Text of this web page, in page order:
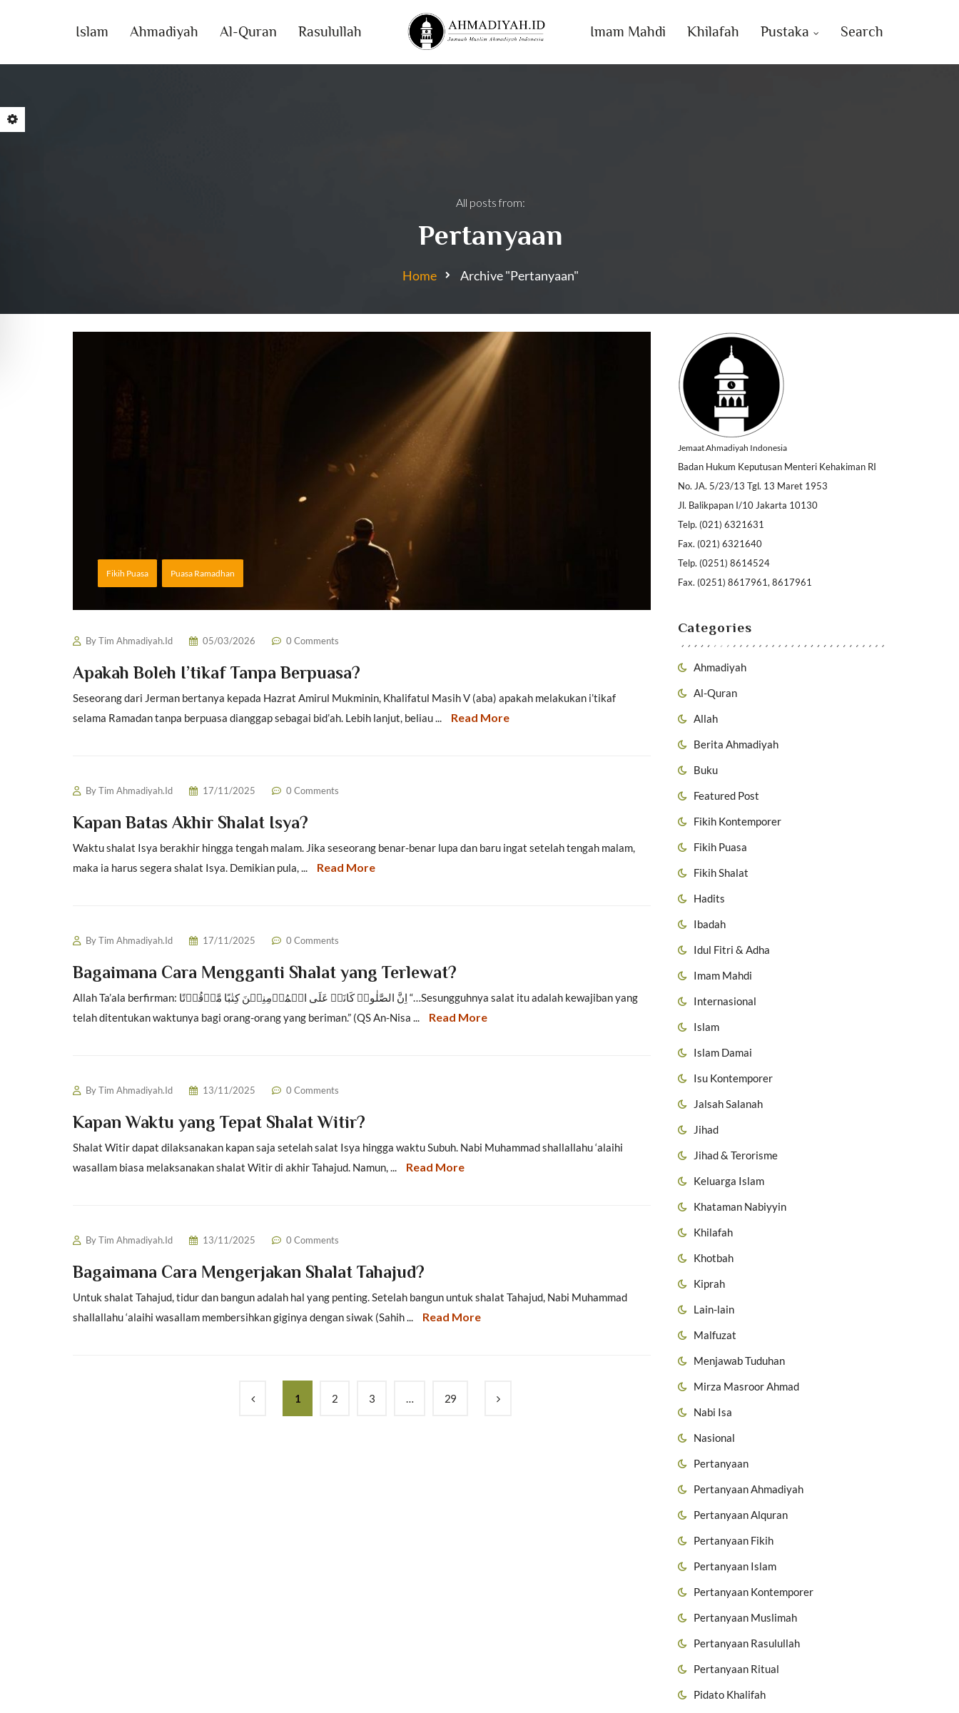
Islam Ahmadiyah Al-Quran Rasulullah Imam Mahdi Khilafah Pustaka Search
All posts from:
Pertanyaan
Home Archive "Pertanyaan"
Fikih Puasa Puasa Ramadhan
ByTim Ahmadiyah.Id 05/03/2026 0 Comments
Apakah Boleh I’tikaf Tanpa Berpuasa?
Seseorang dari Jerman bertanya kepada Hazrat Amirul Mukminin, Khalifatul Masih V (aba) apakah melakukan i’tikaf
selama Ramadan tanpa berpuasa dianggap sebagai bid’ah. Lebih lanjut, beliau ...
Read More
ByTim Ahmadiyah.Id 17/11/2025 0 Comments
Kapan Batas Akhir Shalat Isya?
Waktu shalat Isya berakhir hingga tengah malam. Jika seseorang benar-benar lupa dan baru ingat setelah tengah malam,
maka ia harus segera shalat Isya. Demikian pula, ...
Read More
ByTim Ahmadiyah.Id 17/11/2025 0 Comments
Bagaimana Cara Mengganti Shalat yang Terlewat?
Allah Ta’ala berfirman: اِنَّ الصَّلٰوۃَ کَانَتۡ عَلَی الۡمُؤۡمِنِیۡنَ کِتٰبًا مَّوۡقُوۡتًا “…Sesungguhnya salat itu adalah kewajiban yang
telah ditentukan waktunya bagi orang-orang yang beriman.” (QS An-Nisa ...
Read More
ByTim Ahmadiyah.Id 13/11/2025 0 Comments
Kapan Waktu yang Tepat Shalat Witir?
Shalat Witir dapat dilaksanakan kapan saja setelah salat Isya hingga waktu Subuh. Nabi Muhammad shallallahu ‘alaihi
wasallam biasa melaksanakan shalat Witir di akhir Tahajud. Namun, ...
Read More
ByTim Ahmadiyah.Id 13/11/2025 0 Comments
Bagaimana Cara Mengerjakan Shalat Tahajud?
Untuk shalat Tahajud, tidur dan bangun adalah hal yang penting. Setelah bangun untuk shalat Tahajud, Nabi Muhammad
shallallahu ‘alaihi wasallam membersihkan giginya dengan siwak (Sahih ...
Read More
1 2 3 … 29
Jemaat Ahmadiyah Indonesia
Badan Hukum Keputusan Menteri Kehakiman RI
No. JA. 5/23/13 Tgl. 13 Maret 1953
Jl. Balikpapan I/10 Jakarta 10130
Telp. (021) 6321631
Fax. (021) 6321640
Telp. (0251) 8614524
Fax. (0251) 8617961, 8617961
Categories
Ahmadiyah
Al-Quran
Allah
Berita Ahmadiyah
Buku
Featured Post
Fikih Kontemporer
Fikih Puasa
Fikih Shalat
Hadits
Ibadah
Idul Fitri & Adha
Imam Mahdi
Internasional
Islam
Islam Damai
Isu Kontemporer
Jalsah Salanah
Jihad
Jihad & Terorisme
Keluarga Islam
Khataman Nabiyyin
Khilafah
Khotbah
Kiprah
Lain-lain
Malfuzat
Menjawab Tuduhan
Mirza Masroor Ahmad
Nabi Isa
Nasional
Pertanyaan
Pertanyaan Ahmadiyah
Pertanyaan Alquran
Pertanyaan Fikih
Pertanyaan Islam
Pertanyaan Kontemporer
Pertanyaan Muslimah
Pertanyaan Rasulullah
Pertanyaan Ritual
Pidato Khalifah